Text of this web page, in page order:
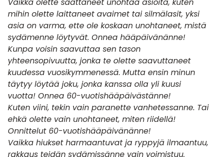
mihin olette laittaneet avaimet tai silmälasit, yksi
asia on varma, ette ole koskaan unohtaneet, mistä
sydämenne löytyvät. Onnea hääpäivänänne!
Kunpa voisin saavuttaa sen tason
yhteensopivuutta, jonka te olette saavuttaneet
kuudessa vuosikymmenessä. Mutta ensin minun
täytyy löytää joku, jonka kanssa olla yli kuusi
vuotta! Onnea 60-vuotishääpäivästänne!
Kuten viini, tekin vain paranette vanhetessanne. Tai
ehkä olette vain unohtaneet, miten riidellä!
Onnittelut 60-vuotishääpäivänänne!
Vaikka hiukset harmaantuvat ja ryppyjä ilmaantuu,
rakkaus teidän sydämissänne vain voimistuu.